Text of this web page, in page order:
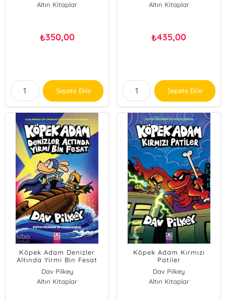
Altın Kitaplar
₺350,00
Sepete Ekle
Altın Kitaplar
₺435,00
Sepete Ekle
Köpek Adam Denizler
Altında Yirmi Bin Fesat
Dav Pilkey
Altın Kitaplar
Köpek Adam Kırmızı
Patiler
Dav Pilkey
Altın Kitaplar